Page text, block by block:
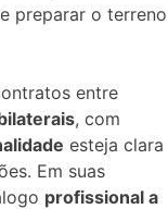
preparar o terreno
entre
, com
esteja clara
Em suas
profissional a